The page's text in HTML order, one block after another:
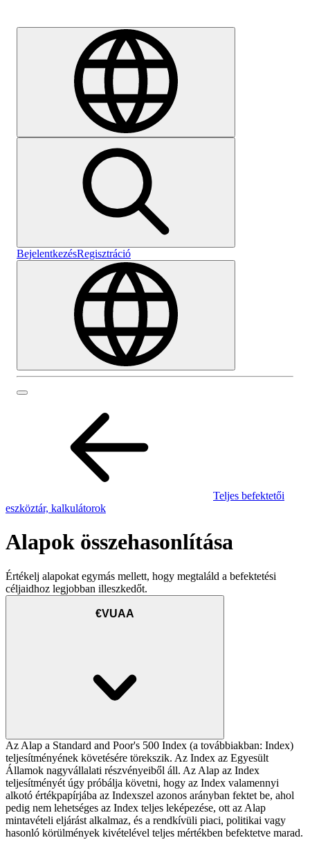
BejelentkezésRegisztráció
Teljes befektetői
eszköztár, kalkulátorok
Alapok összehasonlítása
Értékelj alapokat egymás mellett, hogy megtaláld a befektetési
céljaidhoz legjobban illeszkedőt.
€VUAA
Az Alap a Standard and Poor's 500 Index (a továbbiakban: Index)
teljesítményének követésére törekszik. Az Index az Egyesült
Államok nagyvállalati részvényeiből áll. Az Alap az Index
teljesítményét úgy próbálja követni, hogy az Index valamennyi
alkotó értékpapírjába az Indexszel azonos arányban fektet be, ahol
pedig nem lehetséges az Index teljes leképezése, ott az Alap
mintavételi eljárást alkalmaz, és a rendkívüli piaci, politikai vagy
hasonló körülmények kivételével teljes mértékben befektetve marad.